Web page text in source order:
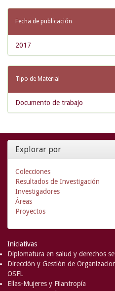
Fecha de publicación
2017
Tipo de Material
Documento de trabajo
Explorar por
Colecciones
Resultados de Investigación
Investigadores
Áreas
Proyectos
Iniciativas
Diplomatura en salud y derechos
Dirección y Gestión de
OSFL
Ellas-Mujeres y Filantropía